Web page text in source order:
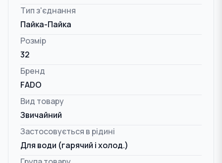
Тип з'єднання
Пайка-Пайка
Розмір
32
Бренд
FADO
Вид товару
Звичайний
Застосовується в рідині
Для води (гарячий і холод.)